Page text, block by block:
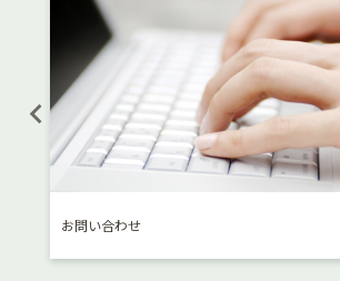
お問い合わせ